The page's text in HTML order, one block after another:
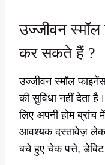
उज्जीवन
कर सकते हैं ?
उज्जीवन स्मॉल
की सुविधा नहीं देता
लिए अपनी होम ब्रांच
आवश्यक दस्तावेज़
बचे हुए चेक पत्ते,